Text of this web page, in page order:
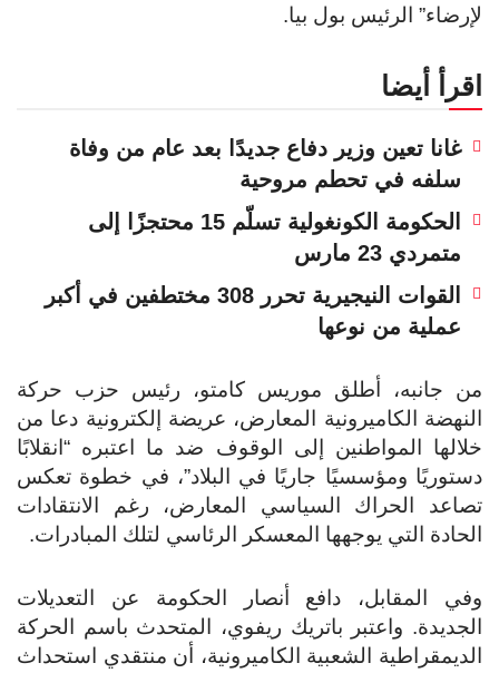
لإرضاء” الرئيس بول بيا.
اقرأ أيضا
غانا تعين وزير دفاع جديدًا بعد عام من وفاة
سلفه في تحطم مروحية
الحكومة الكونغولية تسلّم 15 محتجزًا إلى
متمردي 23 مارس
القوات النيجيرية تحرر 308 مختطفين في أكبر
عملية من نوعها
من جانبه، أطلق موريس كامتو، رئيس حزب حركة
النهضة الكاميرونية المعارض، عريضة إلكترونية دعا من
خلالها المواطنين إلى الوقوف ضد ما اعتبره “انقلابًا
دستوريًا ومؤسسيًا جاريًا في البلاد”، في خطوة تعكس
تصاعد الحراك السياسي المعارض، رغم الانتقادات
الحادة التي يوجهها المعسكر الرئاسي لتلك المبادرات.
وفي المقابل، دافع أنصار الحكومة عن التعديلات
الجديدة. واعتبر باتريك ريفوي، المتحدث باسم الحركة
الديمقراطية الشعبية الكاميرونية، أن منتقدي استحداث